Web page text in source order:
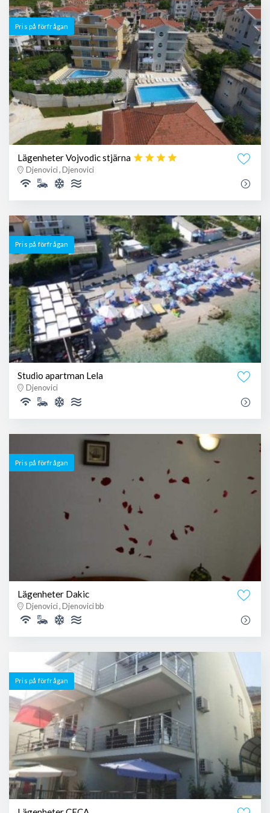
Pris på förfrågan
Lägenheter Vojvodic stjärna
Djenovici , Djenovici
Pris på förfrågan
Studio apartman Lela
Djenovici
Pris på förfrågan
Lägenheter Dakic
Djenovici , Djenovici bb
Pris på förfrågan